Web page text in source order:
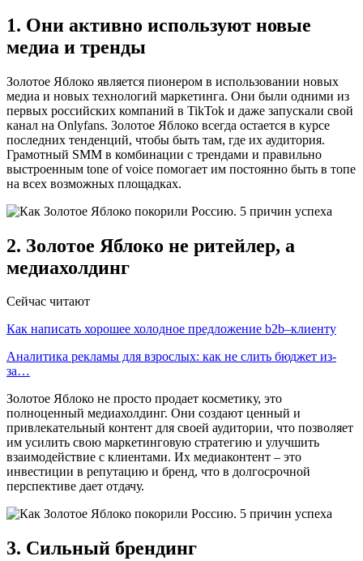
1. Они активно используют новые
медиа и тренды
Золотое Яблоко является пионером в использовании новых
медиа и новых технологий маркетинга. Они были одними из
первых российских компаний в TikTok и даже запускали свой
канал на Onlyfans. Золотое Яблоко всегда остается в курсе
последних тенденций, чтобы быть там, где их аудитория.
Грамотный SMM в комбинации с трендами и правильно
выстроенным tone of voice помогает им постоянно быть в топе
на всех возможных площадках.
2. Золотое Яблоко не ритейлер, а
медиахолдинг
Сейчас читают
Как написать хорошее холодное предложение b2b–клиенту
Аналитика рекламы для взрослых: как не слить бюджет из-
за…
Золотое Яблоко не просто продает косметику, это
полноценный медиахолдинг. Они создают ценный и
привлекательный контент для своей аудитории, что позволяет
им усилить свою маркетинговую стратегию и улучшить
взаимодействие с клиентами. Их медиаконтент – это
инвестиции в репутацию и бренд, что в долгосрочной
перспективе дает отдачу.
3. Сильный брендинг